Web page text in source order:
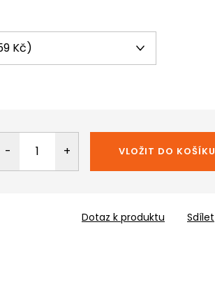
VLOŽIT DO KOŠÍKU
Dotaz k produktu Sdílet